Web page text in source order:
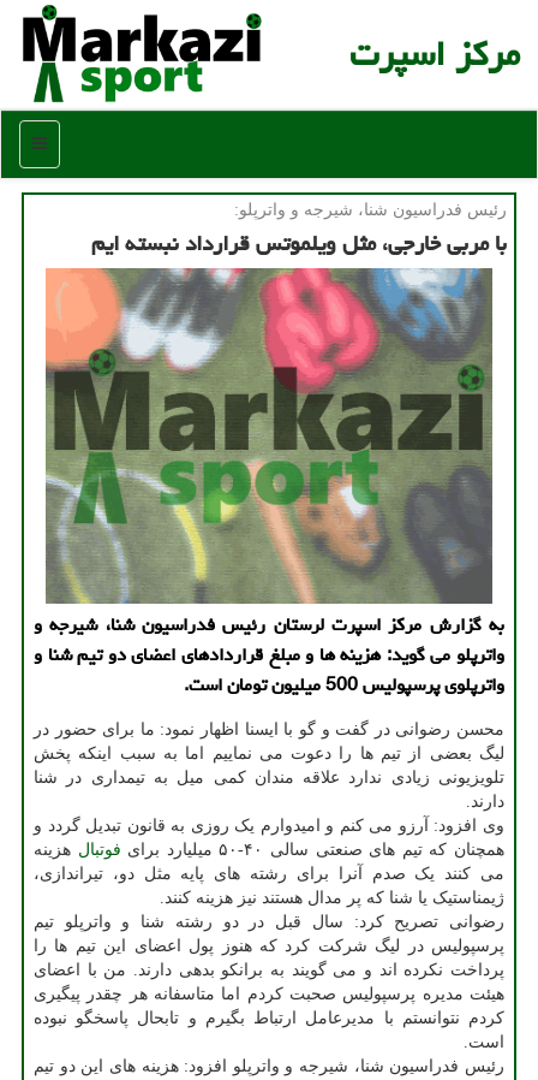
مركز اسپرت
منو
رئیس فدراسیون شنا، شیرجه و واترپلو:
با مربی خارجی، مثل ویلموتس قرارداد نبسته ایم
به گزارش مركز اسپرت لرستان رئیس فدراسیون شنا، شیرجه و
واترپلو می گوید: هزینه ها و مبلغ قراردادهای اعضای دو تیم شنا و
واترپلوی پرسپولیس 500 میلیون تومان است.
محسن رضوانی در گفت و گو با ایسنا اظهار نمود: ما برای حضور در
لیگ بعضی از تیم ها را دعوت می نماییم اما به سبب اینکه پخش
تلویزیونی زیادی ندارد علاقه مندان کمی میل به تیمداری در شنا
دارند.
وی افزود: آرزو می کنم و امیدوارم یک روزی به قانون تبدیل گردد و
همچنان که تیم های صنعتی سالی ۴۰-۵۰ میلیارد برای
فوتبال هزینه
می کنند یک صدم آنرا برای رشته های پایه مثل دو، تیراندازی،
ژیمناستیک یا شنا که پر مدال هستند نیز هزینه کنند.
رضوانی تصریح کرد: سال قبل در دو رشته شنا و واترپلو تیم
پرسپولیس در لیگ شرکت کرد که هنوز پول اعضای این تیم ها را
پرداخت نکرده اند و می گویند به برانکو بدهی دارند. من با اعضای
هیئت مدیره پرسپولیس صحبت کردم اما متاسفانه هر چقدر پیگیری
کردم نتوانستم با مدیرعامل ارتباط بگیرم و تابحال پاسخگو نبوده
است.
رئیس فدراسیون شنا، شیرجه و واترپلو افزود: هزینه های این دو تیم